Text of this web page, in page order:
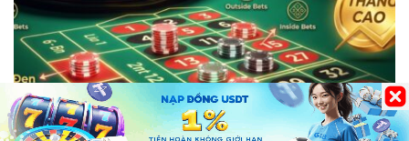
Hướng Dẫn Chơi CFUN68